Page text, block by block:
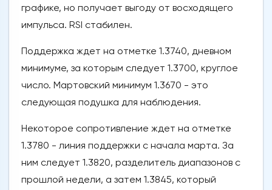
графике, но получает выгоду от восходящего
импульса. RSI стабилен.
Поддержка ждет на отметке 1.3740, дневном
минимуме, за которым следует 1.3700, круглое
число. Мартовский минимум 1.3670 - это
следующая подушка для наблюдения.
Некоторое сопротивление ждет на отметке
1.3780 - линия поддержки с начала марта. За
ним следует 1.3820, разделитель диапазонов с
прошлой недели, а затем 1.3845, который